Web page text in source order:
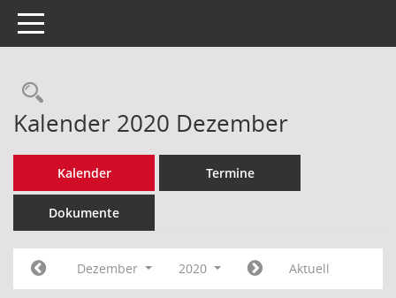
Toggle navigation
Rechercheauswahl
Kalender 2020 Dezember
Kalender Termine
Dokumente
Dezember 2020 Aktuell